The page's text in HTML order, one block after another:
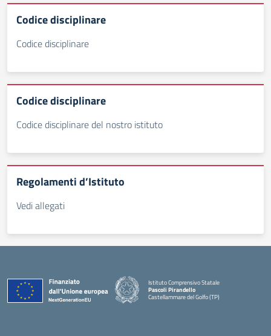
Codice disciplinare
Codice disciplinare
Codice disciplinare
Codice disciplinare del nostro istituto
Regolamenti d’Istituto
Vedi allegati
Istituto Comprensivo Statale
Pascoli Pirandello
Castellammare del Golfo (TP)